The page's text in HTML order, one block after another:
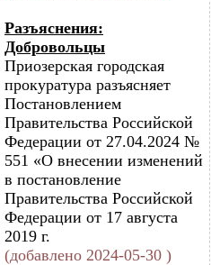
Разъяснения:
Добровольцы
Приозерская городская
прокуратура разъясняет
Постановлением
Правительства Российской
Федерации от 27.04.2024 №
551 «О внесении изменений
в постановление
Правительства Российской
Федерации от 17 августа
2019 г.
(добавлено 2024-05-30 )